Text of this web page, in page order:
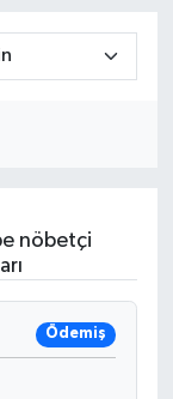
nöbetçi
Ödemiş